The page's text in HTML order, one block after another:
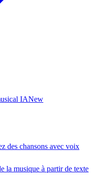
IANew
des chansons avec voix
la musique à partir de texte